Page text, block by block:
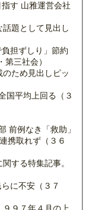
す 山雅運営会社
題として見出し
担ずしり」節約
三社会）
ため見出しピッ
国平均上回る（３
前例なき「救助」
携取れず（３６
する特集記事。
に不安（３７